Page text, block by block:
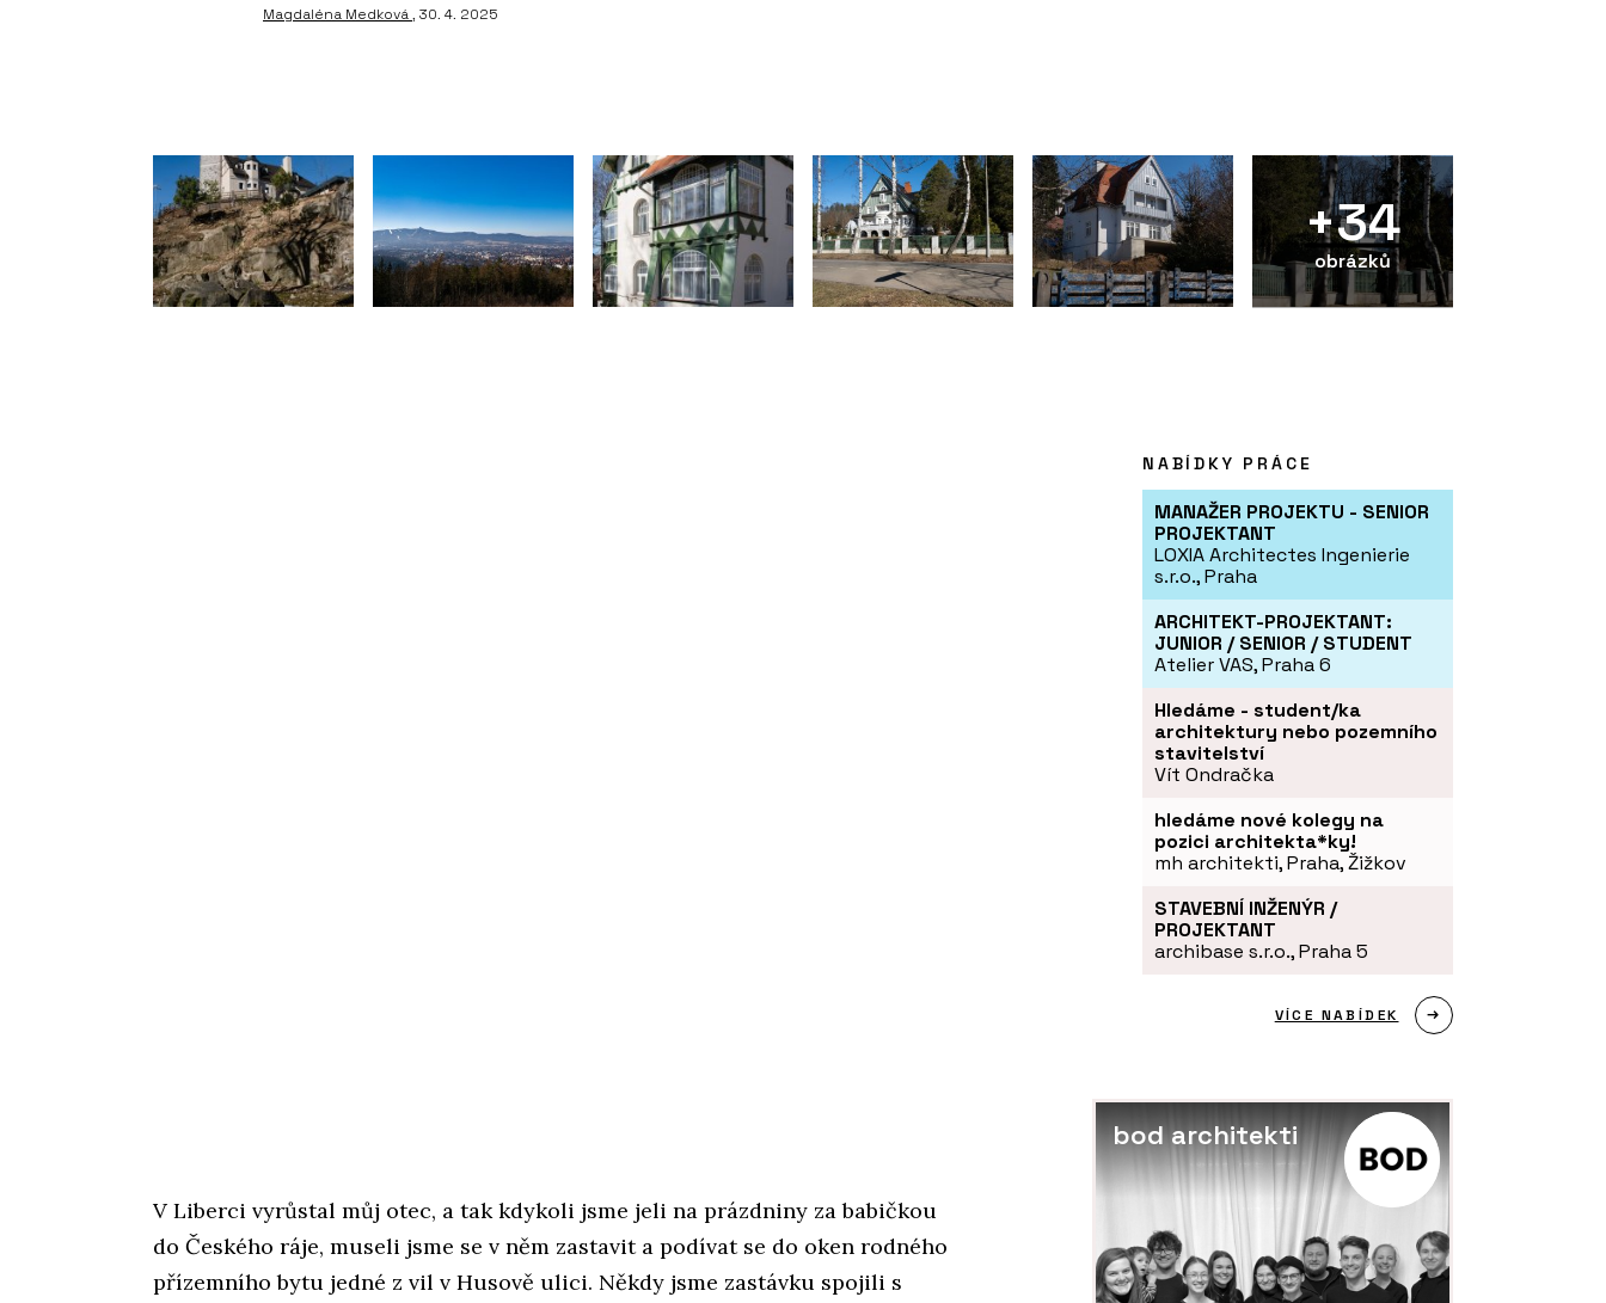
Magdaléna Medková, 30. 4. 2025
+34
obrázků
V Liberci vyrůstal můj otec, a tak kdykoli jsme jeli na prázdniny za babičkou
do Českého ráje, museli jsme se v něm zastavit a podívat se do oken rodného
přízemního bytu jedné z vil v Husově ulici. Někdy jsme zastávku spojili s
NABÍDKY PRÁCE
MANAŽER PROJEKTU - SENIOR
PROJEKTANT
LOXIA Architectes Ingenierie
s.r.o., Praha
ARCHITEKT-PROJEKTANT:
JUNIOR / SENIOR / STUDENT
Atelier VAS, Praha 6
Hledáme - student/ka
architektury nebo pozemního
stavitelství
Vít Ondračka
hledáme nové kolegy na
pozici architekta*ky!
mh architekti, Praha, Žižkov
STAVEBNÍ INŽENÝR /
PROJEKTANT
archibase s.r.o., Praha 5
VÍCE NABÍDEK
bod architekti